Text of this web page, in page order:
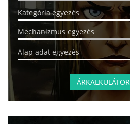
Kategória egyezés
Mechanizmus egyezés
Alap adat egyezés
ÁRKALKULÁTOR